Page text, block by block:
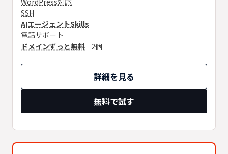
SSH
AIエージェントSkills
電話サポート
ドメインずっと無料
2個
詳細を見る
無料で試す